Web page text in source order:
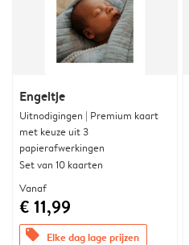
Engeltje
Uitnodigingen | Premium kaart
met keuze uit 3
papierafwerkingen
Set van 10 kaarten
Vanaf
€ 11,99
offers Elke dag lage prijzen